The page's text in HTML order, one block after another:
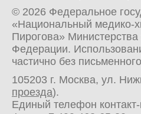
© 2026 Федеральное
«Национальный медико-
Пирогова»
Федерации.
частично без
105203 г. Москва, ул.
проезда).
Единый телефон